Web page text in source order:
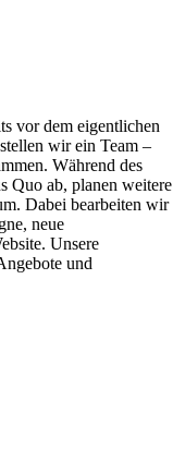
vor dem eigentlichen
wir ein Team –
Während des
Quo ab, planen weitere
Dabei bearbeiten wir
neue
Unsere
und